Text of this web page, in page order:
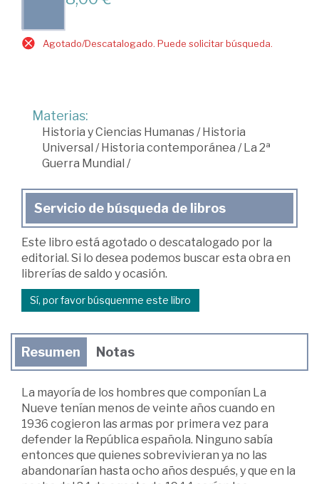
Agotado/Descatalogado. Puede solicitar búsqueda.
Materias:
Historia y Ciencias Humanas /Historia
Universal /Historia contemporánea /La 2ª
Guerra Mundial /
Servicio de búsqueda de libros
Este libro está agotado o descatalogado por la
editorial. Si lo desea podemos buscar esta obra en
librerías de saldo y ocasión.
Sí, por favor búsquenme este libro
Resumen Notas
La mayoría de los hombres que componían La
Nueve tenían menos de veinte años cuando en
1936 cogieron las armas por primera vez para
defender la República española. Ninguno sabía
entonces que quienes sobrevivieran ya no las
abandonarían hasta ocho años después, y que en la